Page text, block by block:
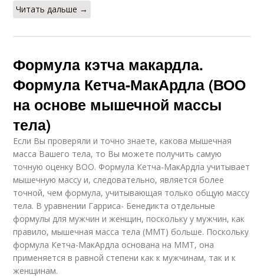
Читать дальше →
Формула кэтча макардла.
Формула Кетча-МакАрдла (ВОО
на основе мышечной массы
тела)
Если Вы проверяли и точно знаете, какова мышечная
масса Вашего тела, то Вы можете получить самую
точную оценку ВОО. Формула Кетча-МакАрдла учитывает
мышечную массу и, следовательно, является более
точной, чем формула, учитывающая только общую массу
тела. В уравнении Гарриса- Бенедикта отдельные
формулы для мужчин и женщин, поскольку у мужчин, как
правило, мышечная масса тела (ММТ) больше. Поскольку
формула Кетча-МакАрдла основана на ММТ, она
применяется в равной степени как к мужчинам, так и к
женщинам.